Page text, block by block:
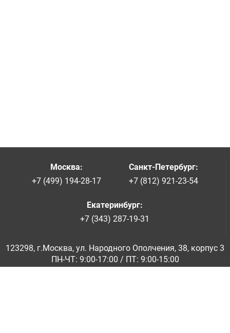
Москва:
+7 (499) 194-28-17
Санкт-Петербург:
+7 (812) 921-23-54
Екатеринбург:
+7 (343) 287-19-31
123298, г.Москва, ул. Народного Ополчения, 38, корпус 3
ПН-ЧТ: 9:00-17:00 / ПТ: 9:00-15:00